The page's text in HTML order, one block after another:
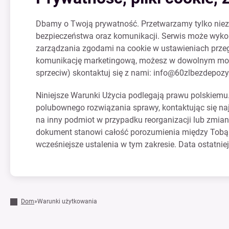
Dbamy o Twoją prywatność. Przetwarzamy tylko
bezpieczeństwa oraz komunikacji. Serwis może
zarządzania zgodami na cookie w ustawieniach
komunikację marketingową, możesz w dowolnym
sprzeciw) skontaktuj się z nami:
Niniejsze Warunki Użycia podlegają prawu
polubownego rozwiązania sprawy, kontaktując się
na inny podmiot w przypadku reorganizacji lub
dokument stanowi całość porozumienia między
wcześniejsze ustalenia w tym zakresie. Data
Dom»Warunki użytkowania